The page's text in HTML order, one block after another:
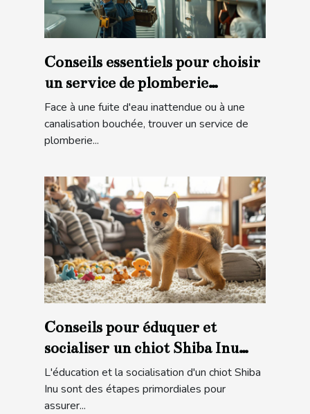
Conseils essentiels pour choisir
un service de plomberie
d'urgence
Face à une fuite d'eau inattendue ou à une
canalisation bouchée, trouver un service de
plomberie...
Conseils pour éduquer et
socialiser un chiot Shiba Inu
pour une intégration familiale
réussie
L'éducation et la socialisation d'un chiot Shiba
Inu sont des étapes primordiales pour
assurer...